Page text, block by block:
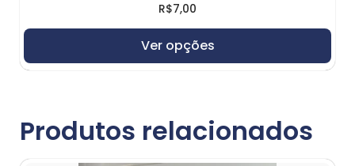
R$7,00
Ver opções
Produtos relacionados